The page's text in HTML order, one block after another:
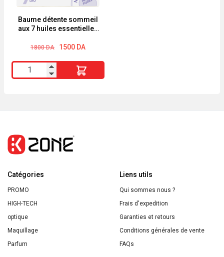
Bruyère
390ml
Baume détente sommeil
aux 7 huiles essentielles
1800DA
Le
initial
était :
1800 DA.
1500 DA
Le
actuel
est :
1500 DA.
quantité
de
aux
7
essentielles
BIO
So'bio
étic
Catégories
PROMO
HIGH-TECH
optique
Maquillage
Parfum
Liens utils
Qui sommes nous ?
Frais d'expedition
Garanties et retours
Conditions générales de vente
FAQs